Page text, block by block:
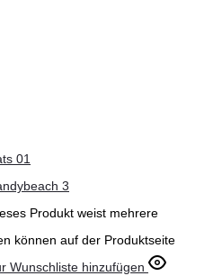
Produkt weist mehrere
können auf der Produktseite
Wunschliste hinzufügen